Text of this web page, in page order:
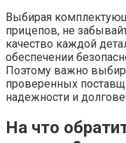
Выбирая
прицепов, не
качество каждой
обеспечении
Поэтому важно
проверенных
надежности и
На что